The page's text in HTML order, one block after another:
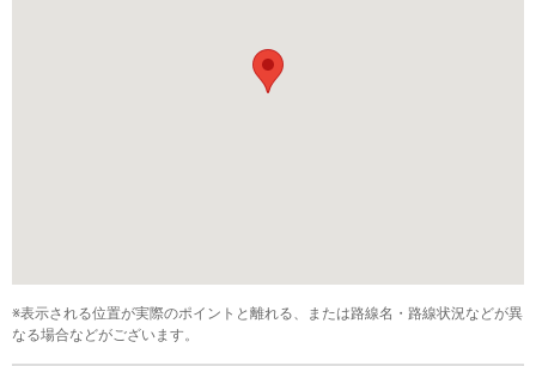
※表示される位置が実際のポイントと離れる、または路線名・路線状況などが異
なる場合などがございます。